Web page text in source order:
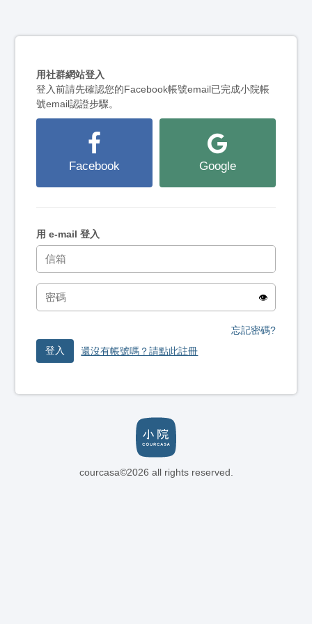
用社群網站登入
登入前請先確認您的Facebook帳號email已完成小院帳
號email認證步驟。
Facebook Google
用 e-mail 登入
👁️
忘記密碼?
登入
還沒有帳號嗎？請點此註冊
courcasa©2026 all rights reserved.